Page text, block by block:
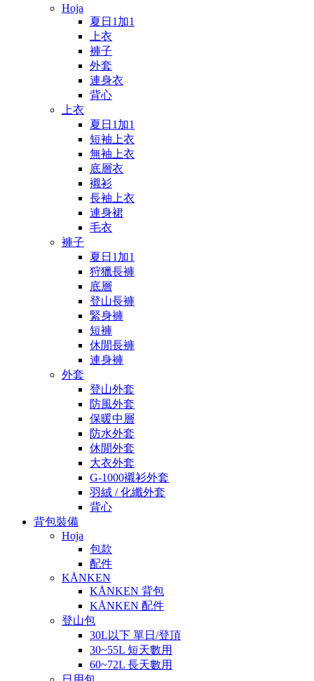
Hoja
夏日1加1
上衣
褲子
外套
連身衣
背心
上衣
夏日1加1
短袖上衣
無袖上衣
底層衣
襯衫
長袖上衣
連身裙
毛衣
褲子
夏日1加1
狩獵長褲
底層
登山長褲
緊身褲
短褲
休閒長褲
連身褲
外套
登山外套
防風外套
保暖中層
防水外套
休閒外套
大衣外套
G-1000襯衫外套
羽絨 / 化纖外套
背心
背包裝備
Hoja
包款
配件
KÅNKEN
KÅNKEN 背包
KÅNKEN 配件
登山包
30L以下 單日/登頂
30~55L 短天數用
60~72L 長天數用